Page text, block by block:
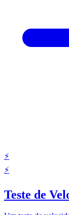
⚡
⚡
Teste de